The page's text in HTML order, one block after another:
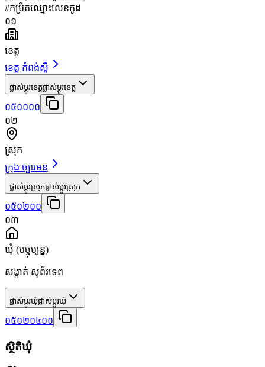
#កម្រិតឈ្មោះលេខកូដ
០១
ខេត្ត
ខេត្ត កំពង់ស្ពឺ
ផ្លាស់ប្តូរខេត្តផ្លាស់ប្តូរខេត្ត
០៥០០០០
០២
ស្រុក
ក្រុង ច្បារមន
ផ្លាស់ប្តូរស្រុកផ្លាស់ប្តូរស្រុក
០៥០២០០
០៣
ឃុំ (បច្ចុប្បន្ន)
សង្កាត់ សុព័រទេព
ផ្លាស់ប្តូរឃុំផ្លាស់ប្តូរឃុំ
០៥០២០៤០០
ស្ថិតិឃុំ